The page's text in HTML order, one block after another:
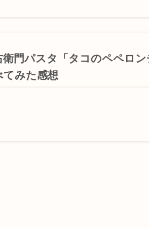
衛門パスタ「タコのペペロン
てみた感想